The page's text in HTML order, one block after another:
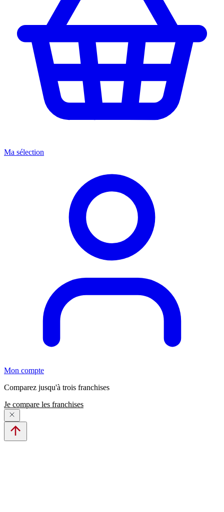
Ma sélection
Mon compte
Comparez jusqu'à trois franchises
Je compare les franchises